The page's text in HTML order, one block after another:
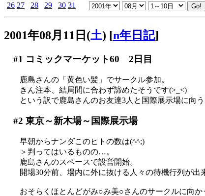
26 27 28 29 30 31
2001年08月11日(土) [n年日記]
#1 コミックマーケット60 2日目
鹿島さんの「黄色い髪」でサークル参加。
きん注本、結局間に合わず諦めたそうです(>_<)
という訳で鹿島さんのお友達3人と国際展示場に向う
#2 東京～新木場～国際展示場
早朝からナンダこのヒトの数は(^^;)
＞判ってはいるものの…。
鹿島さんのスペースで設営開始。
開場30分前、場内に外に抜ける人々の待機行列が出
おそらくほとんどがみ○み美○さんのサークルに向か